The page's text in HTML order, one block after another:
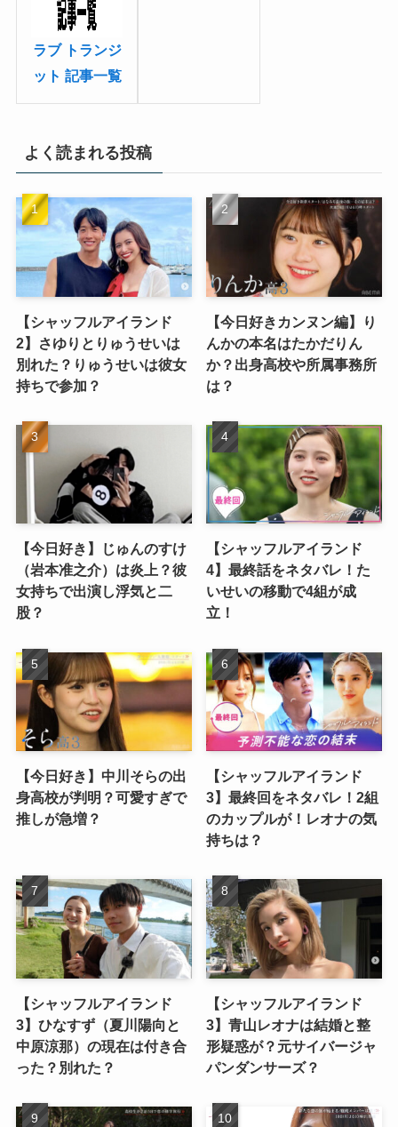
ラブ トランジ
ット 記事一覧
よく読まれる投稿
【シャッフルアイランド
2】さゆりとりゅうせいは
別れた？りゅうせいは彼女
持ちで参加？
【今日好きカンヌン編】り
んかの本名はたかだりん
か？出身高校や所属事務所
は？
【今日好き】じゅんのすけ
（岩本准之介）は炎上？彼
女持ちで出演し浮気と二
股？
【シャッフルアイランド
4】最終話をネタバレ！た
いせいの移動で4組が成
立！
【今日好き】中川そらの出
身高校が判明？可愛すぎで
推しが急増？
【シャッフルアイランド
3】最終回をネタバレ！2組
のカップルが！レオナの気
持ちは？
【シャッフルアイランド
3】ひなすず（夏川陽向と
中原涼那）の現在は付き合
った？別れた？
【シャッフルアイランド
3】青山レオナは結婚と整
形疑惑が？元サイバージャ
パンダンサーズ？